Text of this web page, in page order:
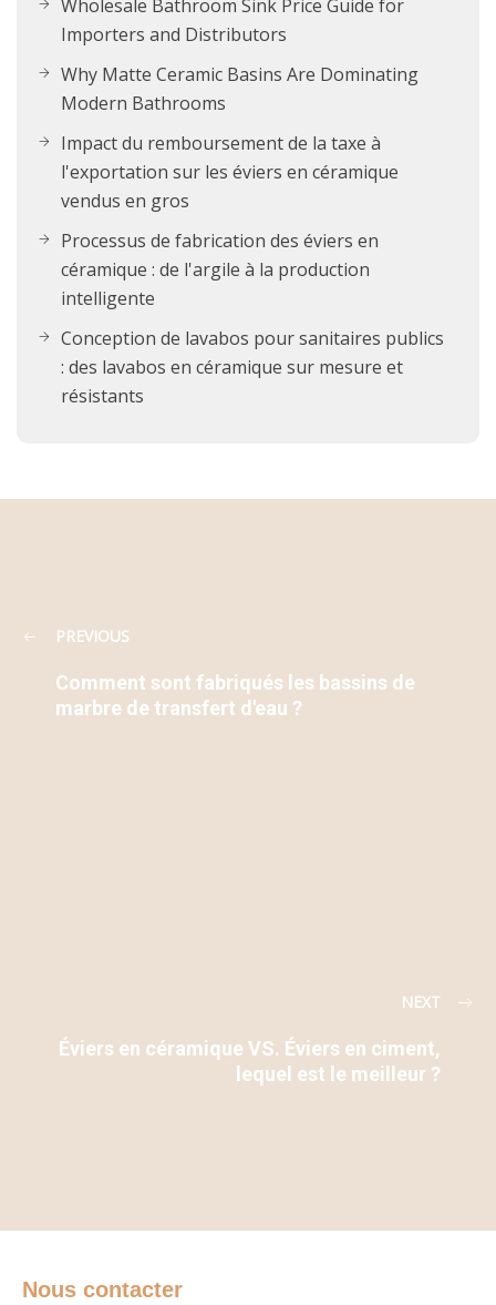
Wholesale Bathroom Sink Price Guide for
Importers and Distributors
Why Matte Ceramic Basins Are Dominating
Modern Bathrooms
Impact du remboursement de la taxe à
l'exportation sur les éviers en céramique
vendus en gros
Processus de fabrication des éviers en
céramique : de l'argile à la production
intelligente
Conception de lavabos pour sanitaires publics
: des lavabos en céramique sur mesure et
résistants
PREVIOUS
Comment sont fabriqués les bassins de
marbre de transfert d'eau ?
NEXT
Éviers en céramique VS. Éviers en ciment,
lequel est le meilleur ?
Nous contacter